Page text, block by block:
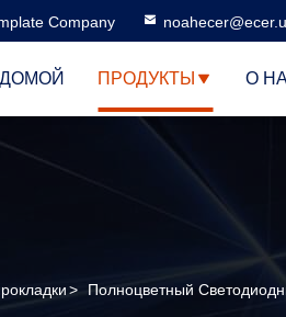
Company
ДОМОЙ ПРОДУКТЫ О
> Полноцветный